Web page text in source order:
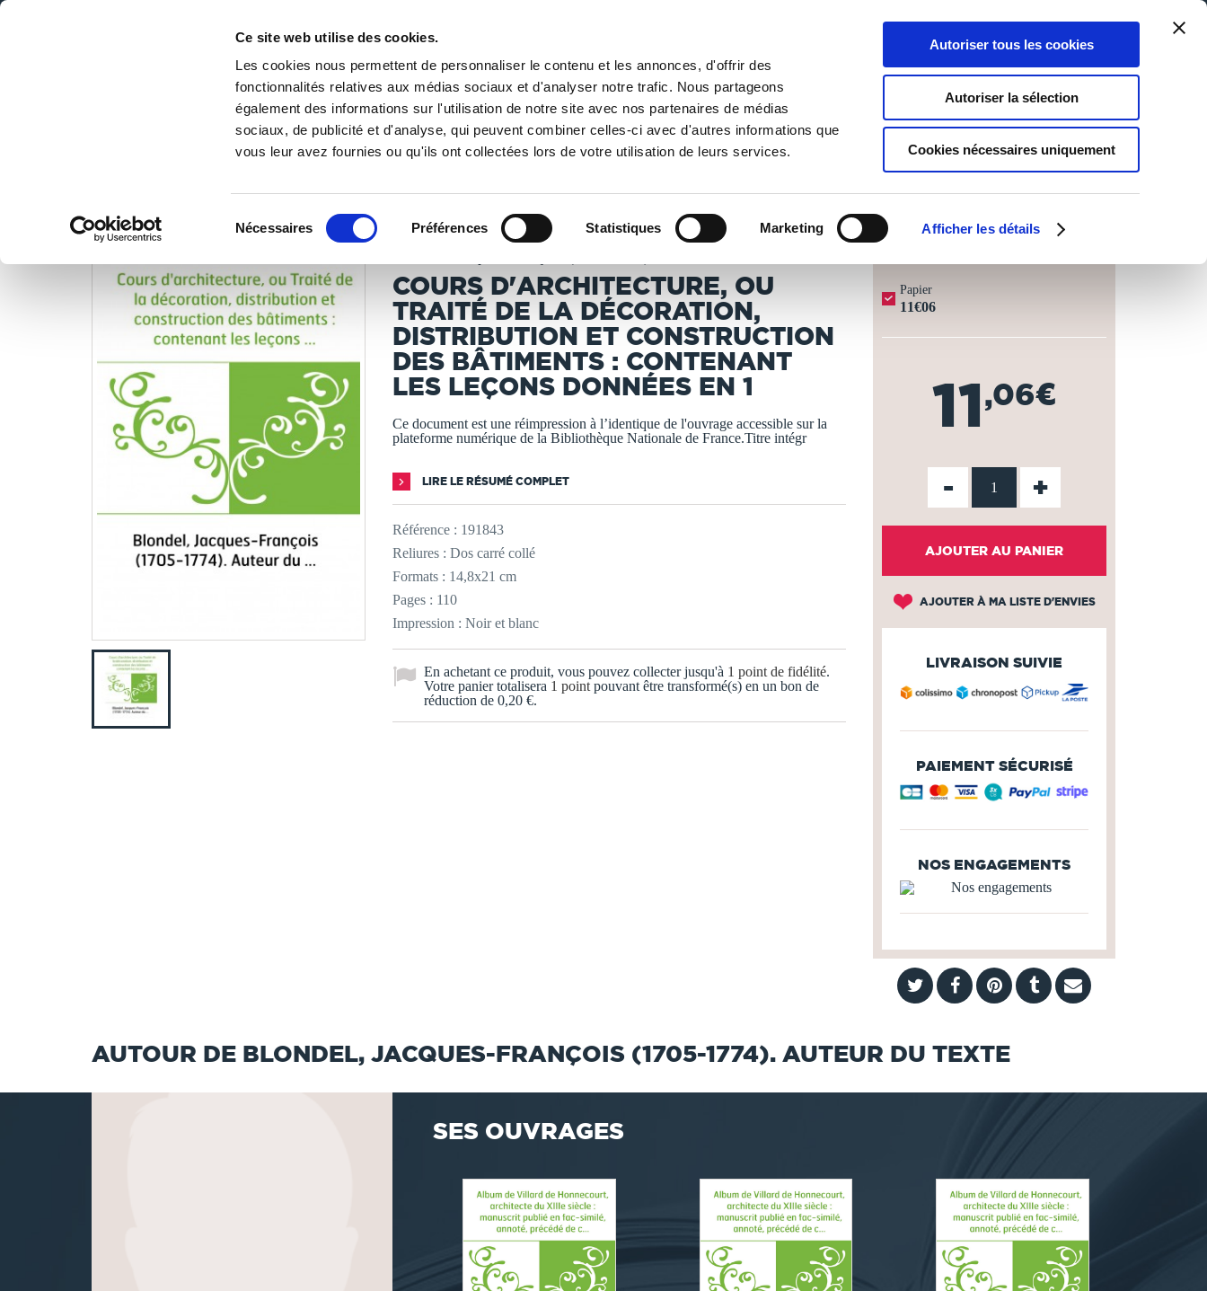
Ce site web utilise des cookies.
Les cookies nous permettent de personnaliser le contenu et les annonces, d'offrir des
fonctionnalités relatives aux médias sociaux et d'analyser notre trafic. Nous partageons
également des informations sur l'utilisation de notre site avec nos partenaires de médias
sociaux, de publicité et d'analyse, qui peuvent combiner celles-ci avec d'autres informations que
vous leur avez fournies ou qu'ils ont collectées lors de votre utilisation de leurs services.
Nécessaires Préférences Statistiques Marketing Afficher les détails
Autoriser tous les cookies
Autoriser la sélection
Cookies nécessaires uniquement
DE LA PAGE BLANCHE... AU BEST SELLER
0
Panier
0
Ma liste
Connexion
PUBLIER UN LIVRE LIBRAIRIE
/ Libres de droits / Bibliothèque Nationale de France / Cours d'architecture, ou Traité de la décoration, distribution et construction des bâtiments : contenant les leçons
COURS D'ARCHITECTURE, OU
TRAITÉ DE LA DÉCORATION,
DISTRIBUTION ET CONSTRUCTION
DES BÂTIMENTS : CONTENANT
LES LEÇONS DONNÉES EN 1
Ce document est une réimpression à l’identique de l'ouvrage accessible sur la
plateforme numérique de la Bibliothèque Nationale de France.Titre intégr
LIRE LE RÉSUMÉ COMPLET
Référence : 191843
Reliures : Dos carré collé
Formats : 14,8x21 cm
Pages : 110
Impression : Noir et blanc
En achetant ce produit, vous pouvez collecter jusqu'à 1 point de fidélité.
Votre panier totalisera 1 point pouvant être transformé(s) en un bon de
réduction de 0,20 €.
Papier
11€06
11,06€
- +
AJOUTER AU PANIER
AJOUTER À MA LISTE D'ENVIES
LIVRAISON SUIVIE
PAIEMENT SÉCURISÉ
NOS ENGAGEMENTS
AUTOUR DE BLONDEL, JACQUES-FRANÇOIS (1705-1774). AUTEUR DU TEXTE
SES OUVRAGES